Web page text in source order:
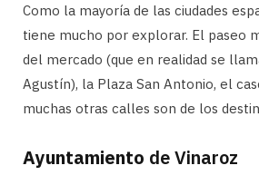
Como la mayoría de las ciudades
tiene mucho por explorar. El paseo
del mercado (que en realidad se
Agustín), la Plaza San Antonio, el
muchas otras calles son de los
Ayuntamiento de Vinaroz